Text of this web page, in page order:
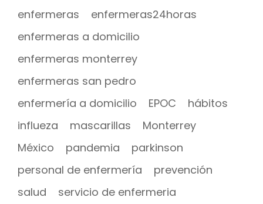
enfermeras
enfermeras24horas
enfermeras a domicilio
enfermeras monterrey
enfermeras san pedro
enfermería a domicilio
EPOC
hábitos
influeza
mascarillas
Monterrey
México
pandemia
parkinson
personal de enfermería
prevención
salud
servicio de enfermeria